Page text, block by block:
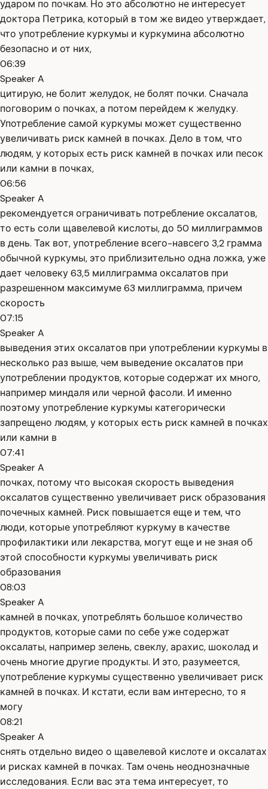
ударом по почкам. Но это абсолютно не интересует
доктора Петрика, который в том же видео утверждает,
что употребление куркумы и куркумина абсолютно
безопасно и от них,
06:39
Speaker A
цитирую, не болит желудок, не болят почки. Сначала
поговорим о почках, а потом перейдем к желудку.
Употребление самой куркумы может существенно
увеличивать риск камней в почках. Дело в том, что
людям, у которых есть риск камней в почках или песок
или камни в почках,
06:56
Speaker A
рекомендуется ограничивать потребление оксалатов,
то есть соли щавелевой кислоты, до 50 миллиграммов
в день. Так вот, употребление всего-навсего 3,2 грамма
обычной куркумы, это приблизительно одна ложка, уже
дает человеку 63,5 миллиграмма оксалатов при
разрешенном максимуме 63 миллиграмма, причем
скорость
07:15
Speaker A
выведения этих оксалатов при употреблении куркумы в
несколько раз выше, чем выведение оксалатов при
употреблении продуктов, которые содержат их много,
например миндаля или черной фасоли. И именно
поэтому употребление куркумы категорически
запрещено людям, у которых есть риск камней в почках
или камни в
07:41
Speaker A
почках, потому что высокая скорость выведения
оксалатов существенно увеличивает риск образования
почечных камней. Риск повышается еще и тем, что
люди, которые употребляют куркуму в качестве
профилактики или лекарства, могут еще и не зная об
этой способности куркумы увеличивать риск
образования
08:03
Speaker A
камней в почках, употреблять большое количество
продуктов, которые сами по себе уже содержат
оксалаты, например зелень, свеклу, арахис, шоколад и
очень многие другие продукты. И это, разумеется,
употребление куркумы существенно увеличивает риск
камней в почках. И кстати, если вам интересно, то я
могу
08:21
Speaker A
снять отдельно видео о щавелевой кислоте и оксалатах
и рисках камней в почках. Там очень неоднозначные
исследования. Если вас эта тема интересует, то